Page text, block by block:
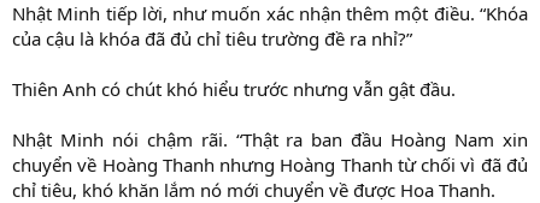
Nhật Minh tiếp lời, như muốn xác nhận thêm một điều. “Khóa
của cậu là khóa đã đủ chỉ tiêu trường đề ra nhỉ?”
Thiên Anh có chút khó hiểu trước nhưng vẫn gật đầu.
Nhật Minh nói chậm rãi. “Thật ra ban đầu Hoàng Nam xin
chuyển về Hoàng Thanh nhưng Hoàng Thanh từ chối vì đã đủ
chỉ tiêu, khó khăn lắm nó mới chuyển về được Hoa Thanh.